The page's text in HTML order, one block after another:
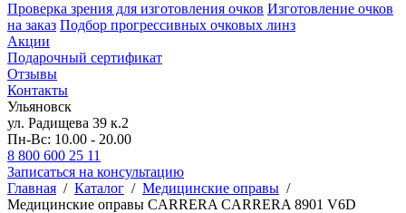
Проверка зрения для изготовления очков Изготовление очков
на заказ Подбор прогрессивных очковых линз
Акции
Подарочный сертификат
Отзывы
Контакты
Ульяновск
ул. Радищева 39 к.2
Пн-Вс: 10.00 - 20.00
8 800 600 25 11
Записаться на консультацию
Главная / Каталог / Медицинские оправы /
Медицинские оправы CARRERA CARRERA 8901 V6D